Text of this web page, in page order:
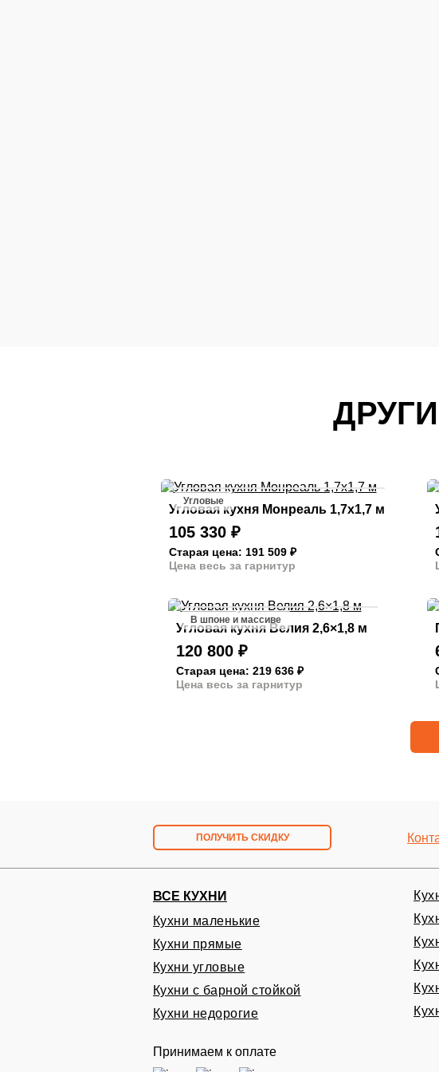
Угловые
Угловая кухня Монреаль 1,7х1,7 м
105 330 ₽
Старая цена: 191 509 ₽
Цена весь за гарнитур
В шпоне и массиве
Угловая кухня Велия 2,6×1,8 м
120 800 ₽
Старая цена: 219 636 ₽
Цена весь за гарнитур
ПОЛУЧИТЬ СКИДКУ
ВСЕ КУХНИ
Кухни маленькие
Кухни прямые
Кухни угловые
Кухни с барной стойкой
Кухни недорогие
Принимаем к оплате
Запишитесь на бесплатный
в удобное вам время
Проект и расчет кухни на дому БЕСПЛАТНО!